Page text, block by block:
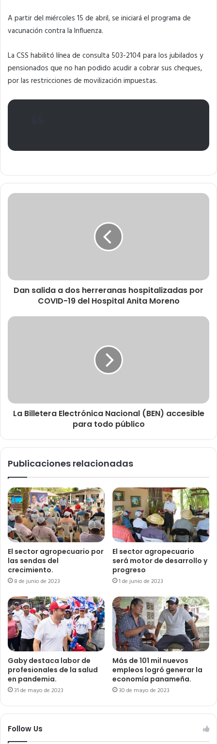
A partir del miércoles 15 de abril, se iniciará el programa de
vacunación contra la Influenza.
La CSS habilitó línea de consulta 503-2104 para los jubilados y
pensionados que no han podido acudir a cobrar sus cheques,
por las restricciones de movilización impuestas.
Dan salida a dos herreranas hospitalizadas por
COVID-19 del Hospital Anita Moreno
La Billetera Electrónica Nacional (BEN) accesible
para todo público
Publicaciones relacionadas
El sector agropecuario por
las sendas del
crecimiento.
8 de junio de 2023
El sector agropecuario
será motor de desarrollo y
progreso
1 de junio de 2023
Gaby destaca labor de
profesionales de la salud
en pandemia.
31 de mayo de 2023
Más de 101 mil nuevos
empleos logró generar la
economía panameña.
30 de mayo de 2023
Follow Us